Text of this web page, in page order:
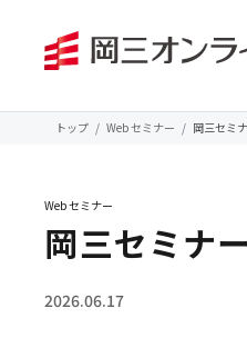
トップ Web セミナー 岡三セミ
Web セミナー
岡三セミナ
2026.06.17